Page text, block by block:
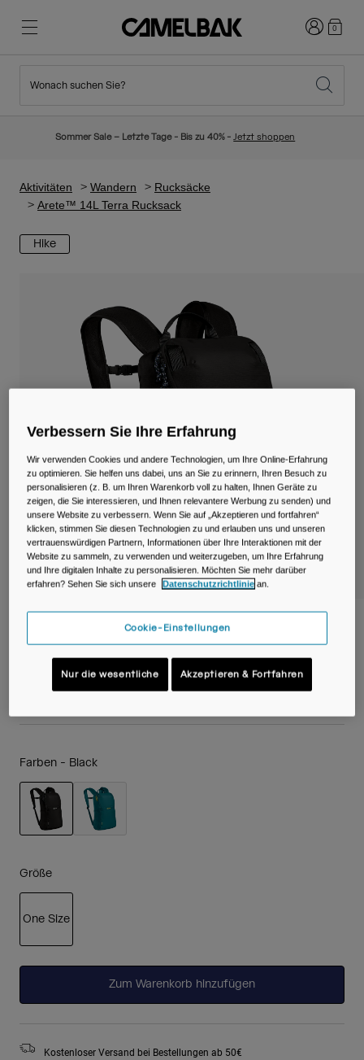
Neuigkeiten
Trinkrucksäcke
Sport Trinkflaschen
Flaschen
Becher & Travel Mugs
Gürtel & Hüfttaschen
Fahrradtaschen
Trinkblasen
Zubehör
Alle kaufen
Wandern
Reisen & Lifestyle
Weg mit Wegwerfartikel
Unsere Partner
Anmelden
0
Wonach suchen Sie?
Sommer Sale – Letzte Tage - Bis zu 40% -Jetzt shoppen
Aktivitäten Wandern
Rucksäcke
Arete™ 14L Terra Rucksack
Hike
Arete™ 14L Terra Rucksack
Artikelnr.38761-001-OS
54,99 €
Farben - Black
Größe
One Size
Zum Warenkorb hinzufügen
Kostenloser Versand bei Bestellungen ab 50€
Verbessern Sie Ihre Erfahrung
Wir verwenden Cookies und andere Technologien, um Ihre Online-Erfahrung
zu optimieren. Sie helfen uns dabei, uns an Sie zu erinnern, Ihren Besuch zu
personalisieren (z. B. um Ihren Warenkorb voll zu halten, Ihnen Geräte zu
zeigen, die Sie interessieren, und Ihnen relevantere Werbung zu senden) und
unsere Website zu verbessern. Wenn Sie auf „Akzeptieren und fortfahren“
klicken, stimmen Sie diesen Technologien zu und erlauben uns und unseren
vertrauenswürdigen Partnern, Informationen über Ihre Interaktionen mit der
Website zu sammeln, zu verwenden und weiterzugeben, um Ihre Erfahrung
und Ihre digitalen Inhalte zu personalisieren. Möchten Sie mehr darüber
erfahren? Sehen Sie sich unsere
Datenschutzrichtlinie an.
Cookie-Einstellungen
Nur die wesentliche Akzeptieren & Fortfahren